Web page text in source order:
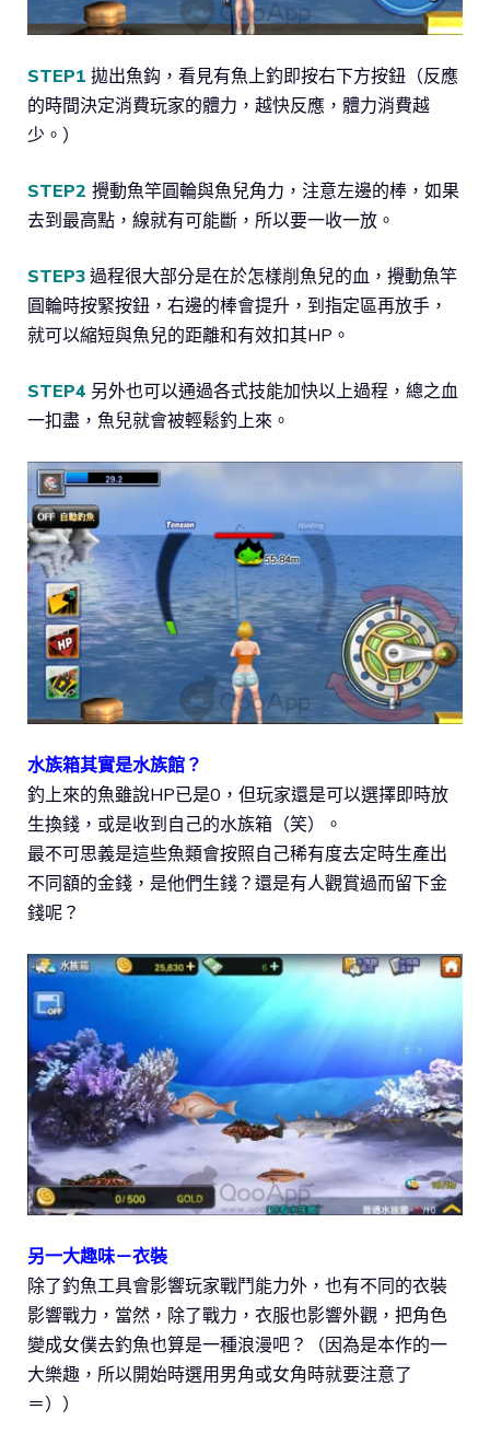
STEP1 拋出魚鈎，看見有魚上釣即按右下方按鈕（反應
的時間決定消費玩家的體力，越快反應，體力消費越
少。）
STEP2 攪動魚竿圓輪與魚兒角力，注意左邊的棒，如果
去到最高點，線就有可能斷，所以要一收一放。
STEP3 過程很大部分是在於怎樣削魚兒的血，攪動魚竿
圓輪時按緊按鈕，右邊的棒會提升，到指定區再放手，
就可以縮短與魚兒的距離和有效扣其HP。
STEP4 另外也可以通過各式技能加快以上過程，總之血
一扣盡，魚兒就會被輕鬆釣上來。
水族箱其實是水族館？
釣上來的魚雖說HP已是0，但玩家還是可以選擇即時放
生換錢，或是收到自己的水族箱（笑）。
最不可思義是這些魚類會按照自己稀有度去定時生產出
不同額的金錢，是他們生錢？還是有人觀賞過而留下金
錢呢？
另一大趣味－衣裝
除了釣魚工具會影響玩家戰鬥能力外，也有不同的衣裝
影響戰力，當然，除了戰力，衣服也影響外觀，把角色
變成女僕去釣魚也算是一種浪漫吧？（因為是本作的一
大樂趣，所以開始時選用男角或女角時就要注意了
＝））